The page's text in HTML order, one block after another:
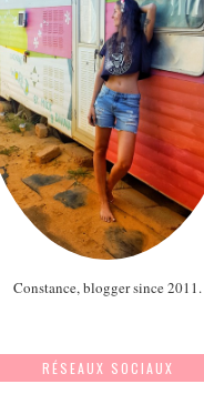
Constance, blogger since 2011.
RÉSEAUX SOCIAUX